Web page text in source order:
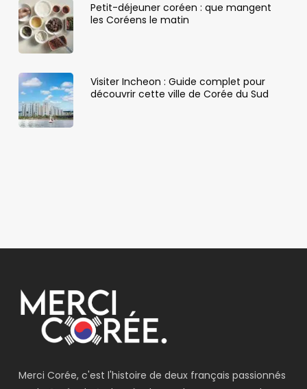
Petit-déjeuner coréen : que mangent
les Coréens le matin
Visiter Incheon : Guide complet pour
découvrir cette ville de Corée du Sud
Merci Corée, c'est l'histoire de deux français passionnés